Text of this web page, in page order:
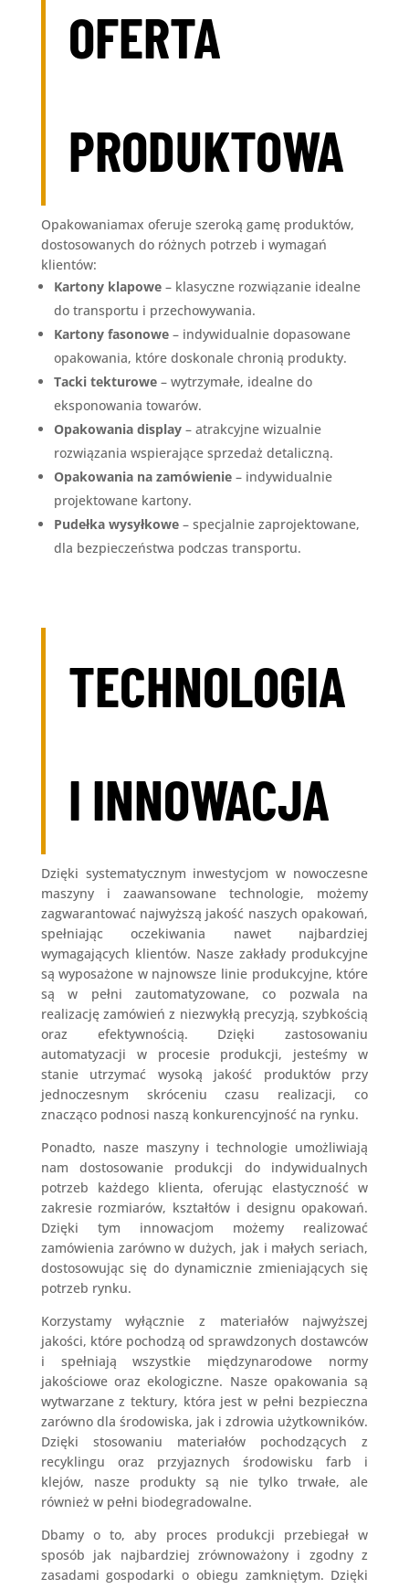
OFERTA
PRODUKTOWA
Opakowaniamax oferuje szeroką gamę produktów,
dostosowanych do różnych potrzeb i wymagań
klientów:
Kartony klapowe– klasyczne rozwiązanie idealne
do transportu i przechowywania.
Kartony fasonowe– indywidualnie dopasowane
opakowania, które doskonale chronią produkty.
Tacki tekturowe– wytrzymałe, idealne do
eksponowania towarów.
Opakowania display– atrakcyjne wizualnie
rozwiązania wspierające sprzedaż detaliczną.
Opakowania na zamówienie– indywidualnie
projektowane kartony.
Pudełka wysyłkowe– specjalnie zaprojektowane,
dla bezpieczeństwa podczas transportu.
TECHNOLOGIA
I INNOWACJA
Dzięki systematycznym inwestycjom w nowoczesne
maszyny i zaawansowane technologie, możemy
zagwarantować najwyższą jakość naszych opakowań,
spełniając oczekiwania nawet najbardziej
wymagających klientów. Nasze zakłady produkcyjne
są wyposażone w najnowsze linie produkcyjne, które
są w pełni zautomatyzowane, co pozwala na
realizację zamówień z niezwykłą precyzją, szybkością
oraz efektywnością. Dzięki zastosowaniu
automatyzacji w procesie produkcji, jesteśmy w
stanie utrzymać wysoką jakość produktów przy
jednoczesnym skróceniu czasu realizacji, co
znacząco podnosi naszą konkurencyjność na rynku.
Ponadto, nasze maszyny i technologie umożliwiają
nam dostosowanie produkcji do indywidualnych
potrzeb każdego klienta, oferując elastyczność w
zakresie rozmiarów, kształtów i designu opakowań.
Dzięki tym innowacjom możemy realizować
zamówienia zarówno w dużych, jak i małych seriach,
dostosowując się do dynamicznie zmieniających się
potrzeb rynku.
Korzystamy wyłącznie z materiałów najwyższej
jakości, które pochodzą od sprawdzonych dostawców
i spełniają wszystkie międzynarodowe normy
jakościowe oraz ekologiczne. Nasze opakowania są
wytwarzane z tektury, która jest w pełni bezpieczna
zarówno dla środowiska, jak i zdrowia użytkowników.
Dzięki stosowaniu materiałów pochodzących z
recyklingu oraz przyjaznych środowisku farb i
klejów, nasze produkty są nie tylko trwałe, ale
również w pełni biodegradowalne.
Dbamy o to, aby proces produkcji przebiegał w
sposób jak najbardziej zrównoważony i zgodny z
zasadami gospodarki o obiegu zamkniętym. Dzięki